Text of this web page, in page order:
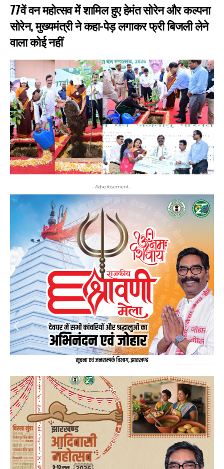
77वें वन महोत्सव में शामिल हुए हेमंत सोरेन और कल्पना
सोरेन, मुख्यमंत्री ने कहा-पेड़ लगाकर फ्री बिजली लेने
वाला कोई नहीं
- Advertisement -